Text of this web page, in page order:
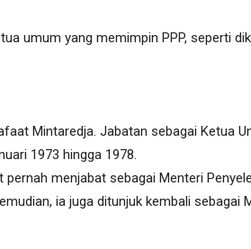
umum yang memimpin PPP, seperti
Mintaredja. Jabatan sebagai Ketua
1973 hingga 1978.
menjabat sebagai Menteri
ia juga ditunjuk kembali sebagai